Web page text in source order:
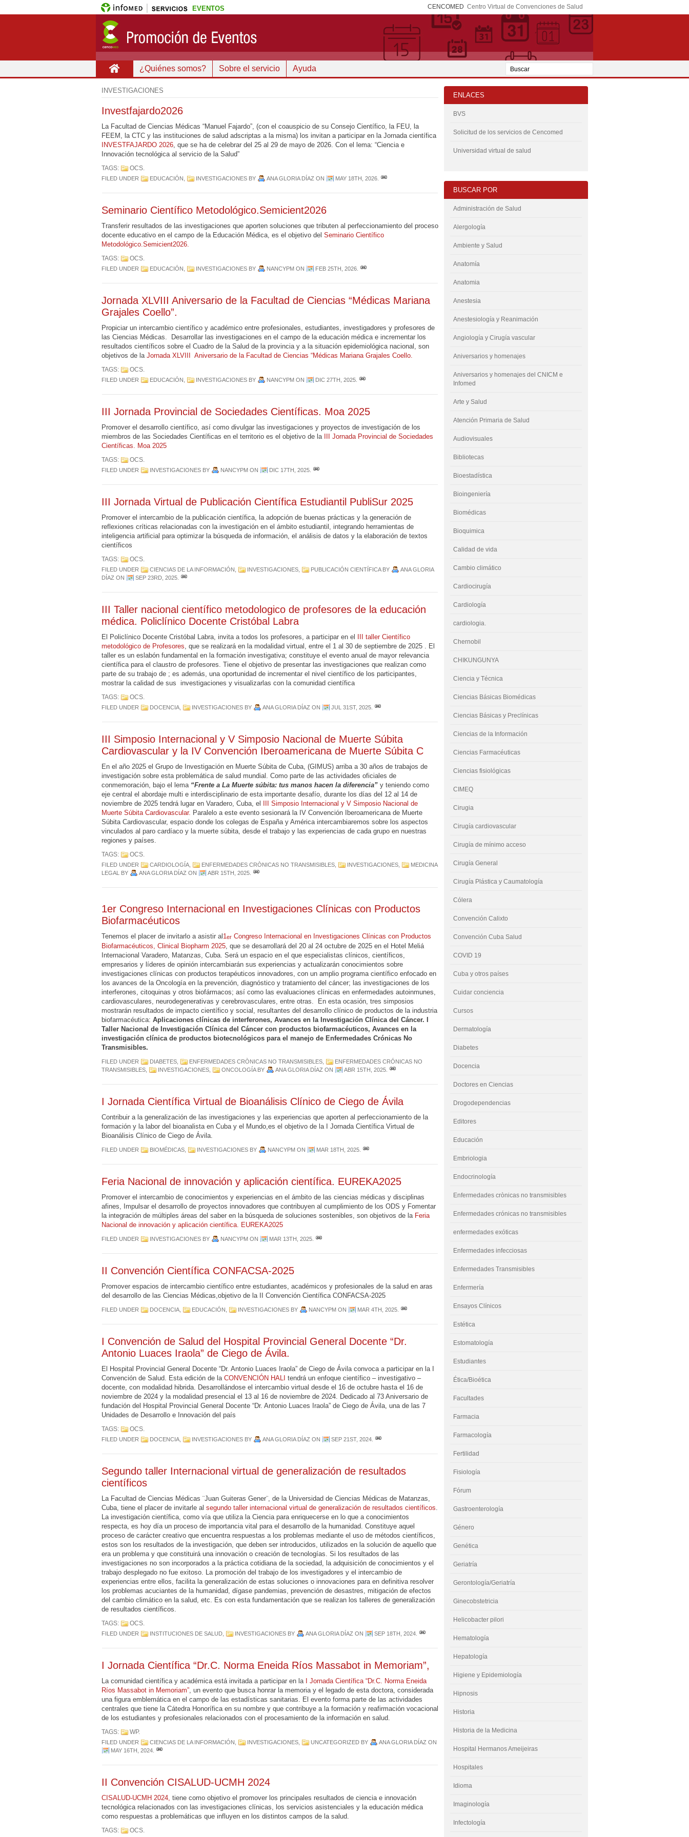
EVENTOS CENCOMED Centro Virtual de Convenciones de Salud
¿Quiénes somos? Sobre el servicio Ayuda
INVESTIGACIONES
Investfajardo2026
La Facultad de Ciencias Médicas “Manuel Fajardo”, (con el coauspicio de su Consejo Científico, la FEU, la
FEEM, la CTC y las instituciones de salud adscriptas a la misma) los invitan a participar en la Jornada científica
INVESTFAJARDO 2026, que se ha de celebrar del 25 al 29 de mayo de 2026. Con el lema: “Ciencia e
Innovación tecnológica al servicio de la Salud”
TAGS: OCS.
FILED UNDER EDUCACIÓN INVESTIGACIONESBY ANA GLORIA DÍAZ ON MAY 18TH, 2026.
Seminario Científico Metodológico.Semicient2026
Transferir resultados de las investigaciones que aporten soluciones que tributen al perfeccionamiento del proceso
docente educativo en el campo de la Educación Médica, es el objetivo del Seminario Científico
Metodológico.Semicient2026.
TAGS: OCS.
FILED UNDER EDUCACIÓN INVESTIGACIONESBY NANCYPMON FEB 25TH, 2026.
Jornada XLVIII Aniversario de la Facultad de Ciencias “Médicas Mariana
Grajales Coello”.
Propiciar un intercambio científico y académico entre profesionales, estudiantes, investigadores y profesores de
las Ciencias Médicas. Desarrollar las investigaciones en el campo de la educación médica e incrementar los
resultados científicos sobre el Cuadro de la Salud de la provincia y a la situación epidemiológica nacional, son
objetivos de la Jornada XLVIII Aniversario de la Facultad de Ciencias “Médicas Mariana Grajales Coello.
TAGS: OCS.
FILED UNDER EDUCACIÓN INVESTIGACIONESBY NANCYPMON DIC 27TH, 2025.
III Jornada Provincial de Sociedades Científicas. Moa 2025
Promover el desarrollo científico, así como divulgar las investigaciones y proyectos de investigación de los
miembros de las Sociedades Científicas en el territorio es el objetivo de la
III Jornada Provincial de Sociedades
Científicas. Moa 2025
TAGS: OCS.
FILED UNDER INVESTIGACIONESBY NANCYPMON DIC 17TH, 2025.
III Jornada Virtual de Publicación Científica Estudiantil PubliSur 2025
Promover el intercambio de la publicación científica, la adopción de buenas prácticas y la generación de
reflexiones críticas relacionadas con la investigación en el ámbito estudiantil, integrando herramientas de
inteligencia artificial para optimizar la búsqueda de información, el análisis de datos y la elaboración de textos
científicos
TAGS: OCS.
FILED UNDER CIENCIAS DE LA INFORMACIÓN INVESTIGACIONES, PUBLICACIÓN CIENTÍFICABY
ANA GLORIA
DÍAZ ON SEP 23RD, 2025.
III Taller nacional científico metodologico de profesores de la educación
médica. Policlínico Docente Cristóbal Labra
El Policlínico Docente Cristóbal Labra, invita a todos los profesores, a participar en el
III taller Científico
metodológico de Profesores, que se realizará en la modalidad virtual, entre el 1 al 30 de septiembre de 2025 . El
taller es un eslabón fundamental en la formación investigativa; constituye el evento anual de mayor relevancia
científica para el claustro de profesores. Tiene el objetivo de presentar las investigaciones que realizan como
parte de su trabajo de ; es además, una oportunidad de incrementar el nivel científico de los participantes,
mostrar la calidad de sus investigaciones y visualizarlas con la comunidad científica
TAGS: OCS.
FILED UNDER DOCENCIA, INVESTIGACIONESBY ANA GLORIA DÍAZ ON JUL 31ST, 2025.
III Simposio Internacional y V Simposio Nacional de Muerte Súbita
Cardiovascular y la IV Convención Iberoamericana de Muerte Súbita C
En el año 2025 el Grupo de Investigación en Muerte Súbita de Cuba, (GIMUS) arriba a 30 años de trabajos de
investigación sobre esta problemática de salud mundial. Como parte de las actividades oficiales de
conmemoración, bajo el lema “Frente a La Muerte súbita: tus manos hacen la diferencia”y teniendo como
eje central el abordaje multi e interdisciplinario de esta importante desafío, durante los días del 12 al 14 de
noviembre de 2025 tendrá lugar en Varadero, Cuba, el
III Simposio Internacional y V Simposio Nacional de
Muerte Súbita Cardiovascular. Paralelo a este evento sesionará la IV Convención Iberoamericana de Muerte
Súbita Cardiovascular, espacio donde los colegas de España y América intercambiaremos sobre los aspectos
vinculados al paro cardíaco y la muerte súbita, desde el trabajo y las experiencias de cada grupo en nuestras
regiones y países.
TAGS: OCS.
FILED UNDER CARDIOLOGÍA, ENFERMEDADES CRÒNICAS NO TRANSMISIBLES, INVESTIGACIONES,
MEDICINA
LEGAL
BY ANA GLORIA DÍAZ ON ABR 15TH, 2025.
1er Congreso Internacional en Investigaciones Clínicas con Productos
Biofarmacéuticos
Tenemos el placer de invitarlo a asistir al 1erCongreso Internacional en Investigaciones Clínicas con Productos
Biofarmacéuticos, Clinical Biopharm 2025, que se desarrollará del 20 al 24 octubre de 2025 en el Hotel Meliá
Internacional Varadero, Matanzas, Cuba. Será un espacio en el que especialistas clínicos, científicos,
empresarios y líderes de opinión intercambiarán sus experiencias y actualizarán conocimientos sobre
investigaciones clínicas con productos terapéuticos innovadores, con un amplio programa científico enfocado en
los avances de la Oncología en la prevención, diagnóstico y tratamiento del cáncer; las investigaciones de los
interferones, citoquinas y otros biofármacos; así como las evaluaciones clínicas en enfermedades autoinmunes,
cardiovasculares, neurodegenerativas y cerebrovasculares, entre otras. En esta ocasión, tres simposios
mostrarán resultados de impacto científico y social, resultantes del desarrollo clínico de productos de la industria
biofarmacéutica: Aplicaciones clínicas de interferones, Avances en la Investigación Clínica del Cáncer. I
Taller Nacional de Investigación Clínica del Cáncer con productos biofarmacéuticos, Avances en la
investigación clínica de productos biotecnológicos para el manejo de Enfermedades Crónicas No
Transmisibles.
FILED UNDER DIABETES, ENFERMEDADES CRÒNICAS NO TRANSMISIBLES,
ENFERMEDADES CRÓNICAS NO
TRANSMISIBLES, INVESTIGACIONES, ONCOLOGÍABY ANA GLORIA DÍAZ ON ABR 15TH, 2025.
I Jornada Científica Virtual de Bioanálisis Clínico de Ciego de Ávila
Contribuir a la generalización de las investigaciones y las experiencias que aporten al perfeccionamiento de la
formación y la labor del bioanalista en Cuba y el Mundo,es el objetivo de la I Jornada Científica Virtual de
Bioanálisis Clínico de Ciego de Ávila.
FILED UNDER BIOMÉDICAS, INVESTIGACIONESBY NANCYPMON MAR 18TH, 2025.
Feria Nacional de innovación y aplicación científica. EUREKA2025
Promoverel intercambiode conocimientos y experiencias en el ámbitode las ciencias médicas y disciplinas
afines, Impulsarel desarrollode proyectos innovadores que contribuyenal cumplimientode los ODS y Fomentar
la integración de múltiples áreas del saber en la búsquedade soluciones sostenibles, son objetivos de la Feria
Nacional de innovación y aplicación científica. EUREKA2025
FILED UNDER INVESTIGACIONESBY NANCYPMON MAR 13TH, 2025.
II Convención Científica CONFACSA-2025
Promover espacios de intercambio científicoentre estudiantes, académicos y profesionales de la salud en aras
del desarrollode las Ciencias Médicas,objetivo de la II Convención Científica CONFACSA-2025
FILED UNDER DOCENCIA, EDUCACIÓN INVESTIGACIONESBY NANCYPMON MAR 4TH, 2025.
I Convención de Salud del Hospital Provincial General Docente “Dr.
Antonio Luaces Iraola” de Ciego de Ávila.
El Hospital Provincial General Docente “Dr. Antonio Luaces Iraola” de Ciego de Ávila convoca a participar en la I
Convención de Salud. Esta edición de la CONVENCIÓN HALI tendrá un enfoque científico – investigativo –
docente, con modalidad hibrida. Desarrollándose el intercambio virtual desde el 16 de octubre hasta el 16 de
noviembre de 2024 y la modalidad presencial el 13 al 16 de noviembre de 2024. Dedicado al 73 Aniversario de
fundación del Hospital Provincial General Docente “Dr. Antonio Luaces Iraola” de Ciego de Ávila, una de las 7
Unidades de Desarrollo e Innovación del país
TAGS: OCS.
FILED UNDER DOCENCIA, INVESTIGACIONESBY ANA GLORIA DÍAZ ON SEP 21ST, 2024.
Segundo taller Internacional virtual de generalización de resultados
científicos
La Facultad de Ciencias Médicas ¨Juan Guiteras Gener¨, de la Universidad de Ciencias Médicas de Matanzas,
Cuba, tiene el placer de invitarle al segundo taller internacional virtual de generalización de resultados científicos.
La investigación científica, como vía que utiliza la Ciencia para enriquecerse en lo que a conocimientos
respecta, es hoy día un proceso de importancia vital para el desarrollo de la humanidad. Constituye aquel
proceso de carácter creativo que encuentra respuestas a los problemas mediante el uso de métodos científicos,
estos son los resultados de la investigación, que deben ser introducidos, utilizados en la solución de aquello que
era un problema y que constituirá una innovación o creación de tecnologías. Si los resultados de las
investigaciones no son incorporados a la práctica cotidiana de la sociedad, la adquisición de conocimientos y el
trabajo desplegado no fue exitoso. La promoción del trabajo de los investigadores y el intercambio de
experiencias entre ellos, facilita la generalización de estas soluciones o innovaciones para en definitiva resolver
los problemas acuciantes de la humanidad, dígase pandemias, prevención de desastres, mitigación de efectos
del cambio climático en la salud, etc. Es con esta fundamentación que se realizan los talleres de generalización
de resultados científicos.
TAGS: OCS.
FILED UNDER INSTITUCIONES DE SALUD, INVESTIGACIONESBY ANA GLORIA DÍAZ ON SEP 18TH, 2024.
I Jornada Científica “Dr.C. Norma Eneida Ríos Massabot in Memoriam”,
La comunidad científica y académica está invitada a participar en la
I Jornada Científica “Dr.C. Norma Eneida
Ríos Massabot in Memoriam”, un evento que busca honrar la memoria y el legado de esta doctora, considerada
una figura emblemática en el campo de las estadísticas sanitarias. El evento forma parte de las actividades
centrales que tiene la Cátedra Honorífica en su nombre y que contribuye a la formación y reafirmación vocacional
de los estudiantes y profesionales relacionados con el procesamiento de la información en salud.
TAGS: WP.
FILED UNDER CIENCIAS DE LA INFORMACIÓN INVESTIGACIONES, UNCATEGORIZEDBY ANA GLORIA DÍAZ ON
MAY 16TH, 2024.
II Convención CISALUD-UCMH 2024
CISALUD-UCMH 2024, tiene como objetivo el promover los principales resultados de ciencia e innovación
tecnológica relacionados con las investigaciones clínicas, los servicios asistenciales y la educación médica
como respuestas a problemáticas que influyen en los distintos campos de la salud.
TAGS: OCS.
ENLACES
BVS
Solicitud de los servicios de Cencomed
Universidad virtual de salud
BUSCAR POR
Administración de Salud
Alergología
Ambiente y Salud
Anatomía
Anatomia
Anestesia
Anestesiología y Reanimación
Angiología y Cirugía vascular
Aniversarios y homenajes
Aniversarios y homenajes del CNICM e
Infomed
Arte y Salud
Atención Primaria de Salud
Audiovisuales
Bibliotecas
Bioestadística
Bioingeniería
Biomédicas
Bioquimica
Calidad de vida
Cambio climático
Cardiocirugía
Cardiología
cardiologia.
Chernobil
CHIKUNGUNYA
Ciencia y Técnica
Ciencias Básicas Biomédicas
Ciencias Básicas y Preclínicas
Ciencias de la Información
Ciencias Farmacéuticas
Ciencias fisiológicas
CIMEQ
Cirugia
Cirugía cardiovascular
Cirugía de mínimo acceso
Cirugía General
Cirugía Plástica y Caumatología
Cólera
Convención Calixto
Convención Cuba Salud
COVID 19
Cuba y otros países
Cuidar conciencia
Cursos
Dermatología
Diabetes
Docencia
Doctores en Ciencias
Drogodependencias
Editores
Educación
Embriologia
Endocrinología
Enfermedades crònicas no transmisibles
Enfermedades crónicas no transmisibles
enfermedades exóticas
Enfermedades infecciosas
Enfermedades Transmisibles
Enfermería
Ensayos Clínicos
Estética
Estomatología
Estudiantes
Ética/Bioética
Facultades
Farmacia
Farmacología
Fertilidad
Fisiología
Fórum
Gastroenterología
Género
Genética
Geriatría
Gerontología/Geriatría
Ginecobstetricia
Helicobacter pilori
Hematología
Hepatología
Higiene y Epidemiología
Hipnosis
Historia
Historia de la Medicina
Hospital Hermanos Ameijeiras
Hospitales
Idioma
Imaginología
Infectología